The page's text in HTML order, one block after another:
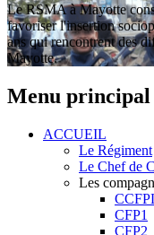
Le RSMA à Mayotte
favoriser l'insertion
ans qui rencontrent des
Mayotte.
Menu principal
ACCUEIL
Le Régiment
Le Chef de
Les
CFP1
CFP2